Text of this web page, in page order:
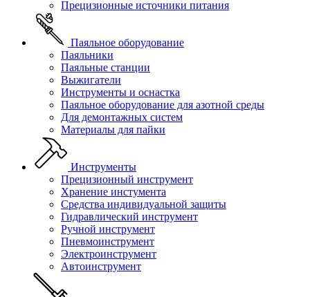
Прецизионные источники питания
Паяльное оборудование
Паяльники
Паяльные станции
Выжигатели
Инструменты и оснастка
Паяльное оборудование для азотной среды
Для демонтажных систем
Материалы для пайки
Инструменты
Прецизионный инструмент
Хранение инстумента
Средства индивидуальной защиты
Гидравлический инструмент
Ручной инструмент
Пневмоинструмент
Электроинструмент
Автоинструмент